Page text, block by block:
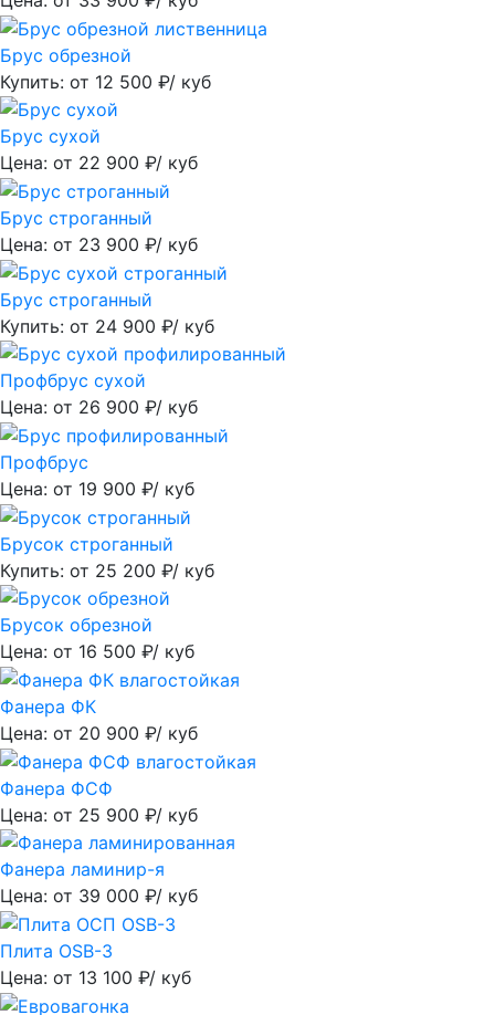
Брус обрезной
Купить: от 12 500 ₽/ куб
Брус сухой
Цена: от 22 900 ₽/ куб
Брус строганный
Цена: от 23 900 ₽/ куб
Брус строганный
Купить: от 24 900 ₽/ куб
Профбрус сухой
Цена: от 26 900 ₽/ куб
Профбрус
Цена: от 19 900 ₽/ куб
Брусок строганный
Купить: от 25 200 ₽/ куб
Брусок обрезной
Цена: от 16 500 ₽/ куб
Фанера ФК
Цена: от 20 900 ₽/ куб
Фанера ФСФ
Цена: от 25 900 ₽/ куб
Фанера ламинир-я
Цена: от 39 000 ₽/ куб
Плита OSB-3
Цена: от 13 100 ₽/ куб